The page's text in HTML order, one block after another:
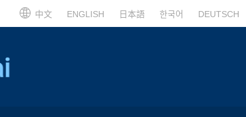
中文 ENGLISH 日本語 한국어 DEUTSCH